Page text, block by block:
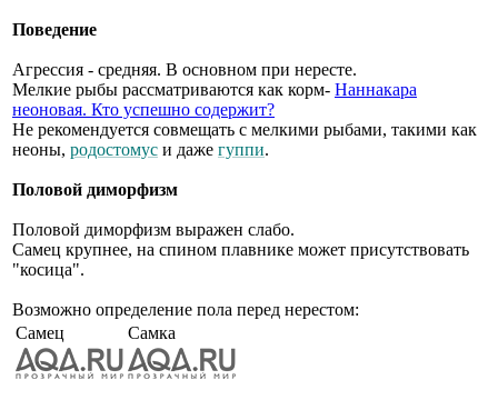
Поведение
Агрессия - средняя. В основном при нересте.
Мелкие рыбы рассматриваются как корм- Наннакара
неоновая. Кто успешно содержит?
Не рекомендуется совмещать с мелкими рыбами, такими как
неоны, родостомус и даже гуппи.
Половой диморфизм
Половой диморфизм выражен слабо.
Самец крупнее, на спином плавнике может присутствовать
"косица".
Возможно определение пола перед нерестом:
Самец
Самка